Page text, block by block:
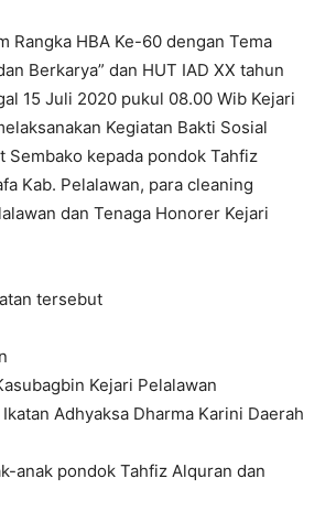
Rangka HBA Ke-60 dengan Tema
Berkarya” dan HUT IAD XX tahun
15 Juli 2020 pukul 08.00 Wib Kejari
Kegiatan Bakti Sosial
Sembako kepada pondok Tahfiz
Kab. Pelalawan, para cleaning
dan Tenaga Honorer Kejari
tersebut
Kejari Pelalawan
Adhyaksa Dharma Karini Daerah
anak pondok Tahfiz Alquran dan